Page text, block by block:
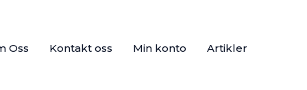
Oss Kontakt oss Min konto Artikler